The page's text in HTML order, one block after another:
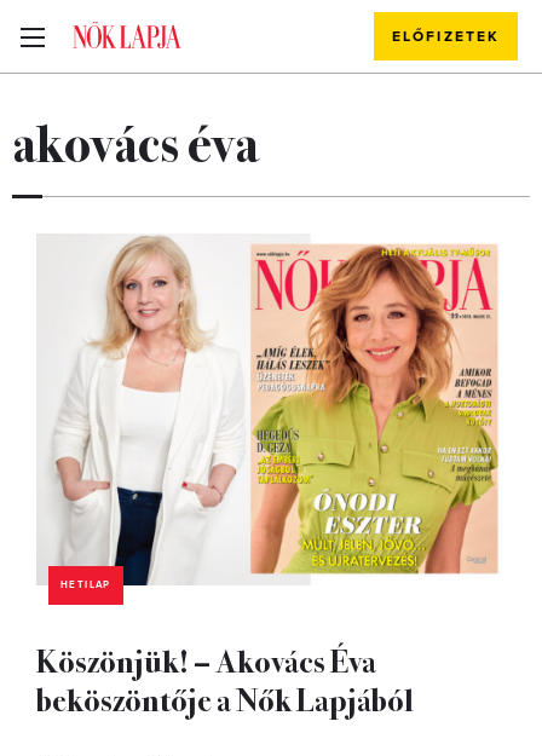
ELŐFIZETEK
akovács éva
HETILAP
Köszönjük! – Akovács Éva
beköszöntője a Nők Lapjából